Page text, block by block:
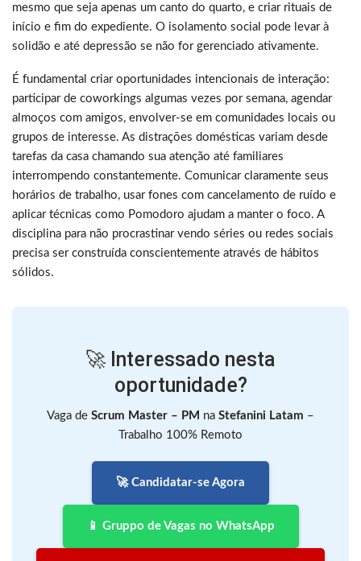
mesmo que seja apenas um canto do quarto, e criar rituais de
início e fim do expediente. O isolamento social pode levar à
solidão e até depressão se não for gerenciado ativamente.
É fundamental criar oportunidades intencionais de interação:
participar de coworkings algumas vezes por semana, agendar
almoços com amigos, envolver-se em comunidades locais ou
grupos de interesse. As distrações domésticas variam desde
tarefas da casa chamando sua atenção até familiares
interrompendo constantemente. Comunicar claramente seus
horários de trabalho, usar fones com cancelamento de ruído e
aplicar técnicas como Pomodoro ajudam a manter o foco. A
disciplina para não procrastinar vendo séries ou redes sociais
precisa ser construída conscientemente através de hábitos
sólidos.
🚀 Interessado nesta
oportunidade?
Vaga de Scrum Master – PM na Stefanini Latam –
Trabalho 100% Remoto
🚀 Candidatar-se Agora
📱 Gruppo de Vagas no WhatsApp